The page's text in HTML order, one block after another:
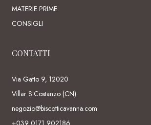
MATERIE PRIME
CONSIGLI
CONTATTI
Via Gatto 9, 12020
Villar S.Costanzo (CN)
negozio@biscotticavanna.com